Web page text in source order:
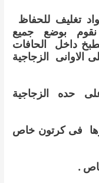
تغليف للحفاظ
بوضع جميع
داخل الحافات
الاوانى الزجاجية
حده الزجاجية
فى كرتون خاص